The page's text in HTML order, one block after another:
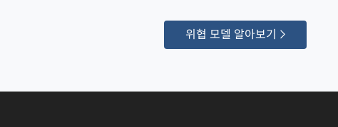
위협 모델 알아보기 